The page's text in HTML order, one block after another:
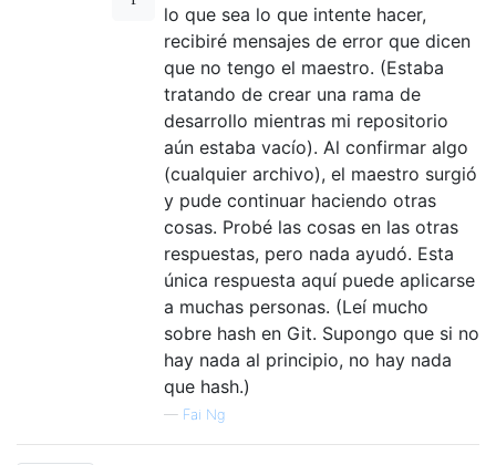
lo que sea lo que intente hacer,
recibiré mensajes de error que dicen
que no tengo el maestro. (Estaba
tratando de crear una rama de
desarrollo mientras mi repositorio
aún estaba vacío). Al confirmar algo
(cualquier archivo), el maestro surgió
y pude continuar haciendo otras
cosas. Probé las cosas en las otras
respuestas, pero nada ayudó. Esta
única respuesta aquí puede aplicarse
a muchas personas. (Leí mucho
sobre hash en Git. Supongo que si no
hay nada al principio, no hay nada
que hash.)
— Fai Ng